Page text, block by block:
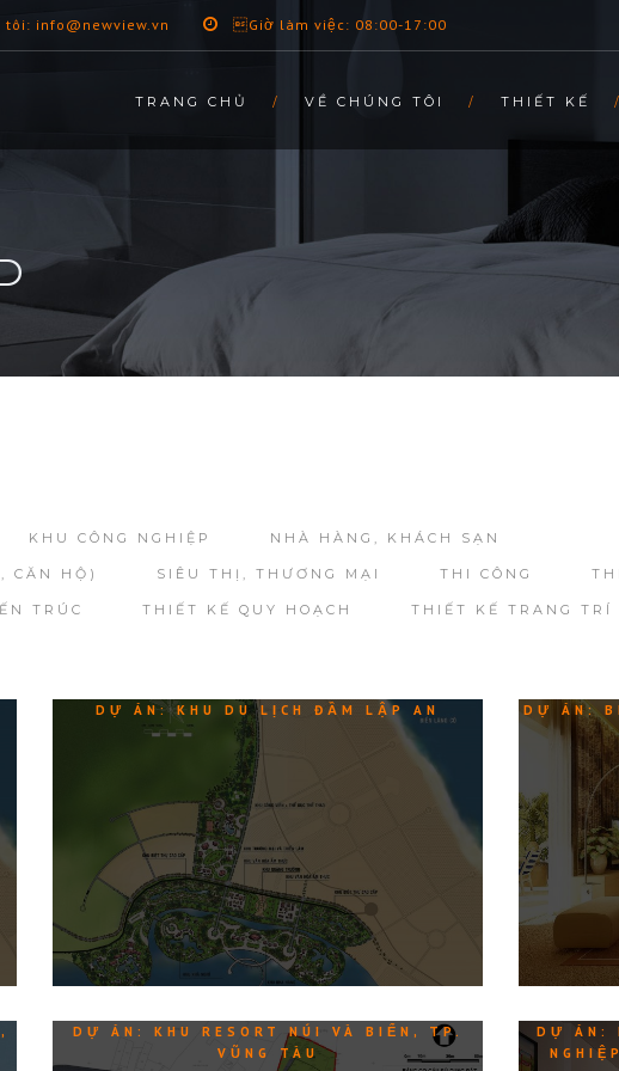
info@newview.vn Giờ làm việc: 08:00-17:00
TRANG CHỦ VỀ CHÚNG TÔI THIẾT KẾ
KHU CÔNG NGHIỆP NHÀ HÀNG, KHÁCH SẠN
CĂN HỘ) SIÊU THỊ, THƯƠNG MẠI THI CÔNG
TRÚC THIẾT KẾ QUY HOẠCH THIẾT KẾ TRANG TRÍ
DỰ ÁN: KHU DU LỊCH ĐẦM LẬP AN
DỰ ÁN:
DỰ ÁN: KHU RESORT NÚI VÀ BIỂN, TP.
VŨNG TÀU
DỰ ÁN: